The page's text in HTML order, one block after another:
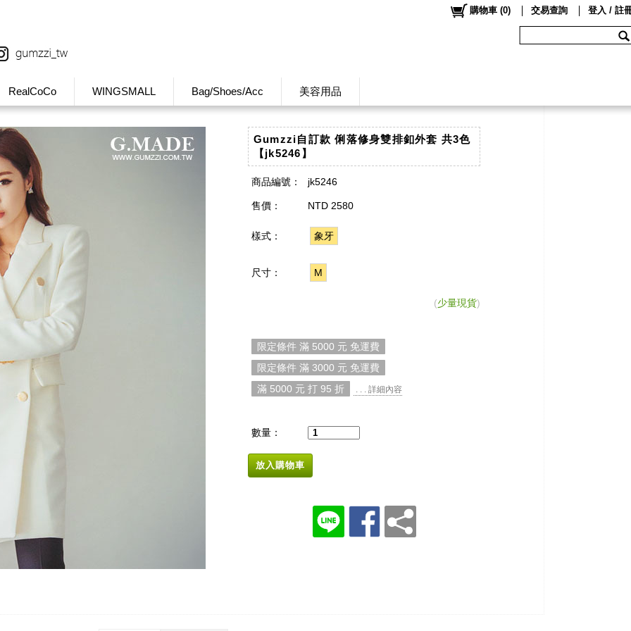
RealCoCo WINGSMALL Bag/Shoes/Acc 美容用品
購物車 (0) 交易查詢 登入 / 註
Gumzzi自訂款 俐落修身雙排釦外套 共3色
【jk5246】
商品編號： jk5246
售價： NTD 2580
樣式： 象牙
尺寸： M
(少量現貨)
限定條件 滿 5000 元 免運費
限定條件 滿 3000 元 免運費
滿 5000 元 打 95 折
. . . 詳細內容
數量：
放入購物車